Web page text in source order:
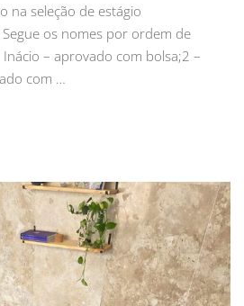
na seleção de estágio
os nomes por ordem de
– aprovado com bolsa;2 –
com …